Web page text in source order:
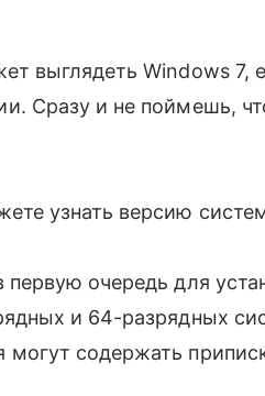
выглядеть Windows 7,
Сразу и не поймешь,
узнать версию
первую очередь для
и 64-разрядных
могут содержать